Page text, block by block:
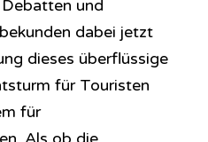
und
dabei jetzt
dieses überflüssige
für Touristen
für